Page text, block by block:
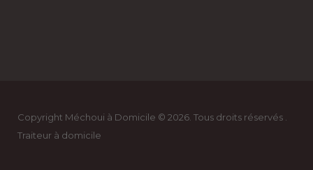
Copyright Méchoui à Domicile © 2026. Tous droits réservés .
Traiteur à domicile